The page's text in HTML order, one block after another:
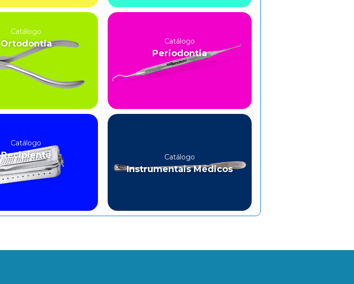
Catálogo
Ortodontia Catálogo
Periodontia
Catálogo
Recipiente Catálogo
Instrumentais Médicos